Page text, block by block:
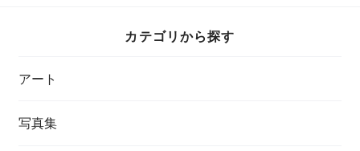
カテゴリから探す
アート
写真集